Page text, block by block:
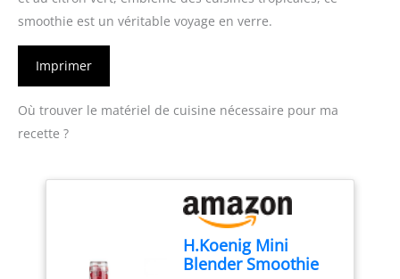
smoothie est un véritable voyage en verre.
Imprimer
Où trouver le matériel de cuisine nécessaire pour ma
recette ?
H.Koenig Mini
Blender Smoothie